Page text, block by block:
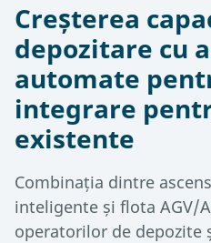
Creșterea
depozitare cu
automate
integrare
existente
Combinația dintre
inteligente și flota AGV/
operatorilor de